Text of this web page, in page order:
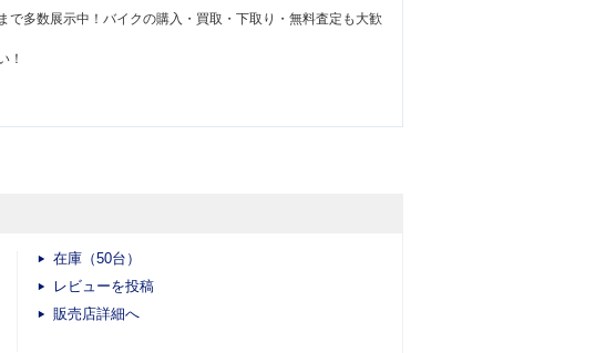
多数展示中！バイクの購入・買取・下取り・無料査定も大歓
！
在庫（50台）
レビューを投稿
販売店詳細へ